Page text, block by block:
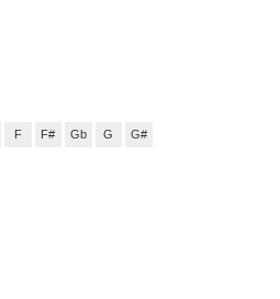
F F# Gb G G#